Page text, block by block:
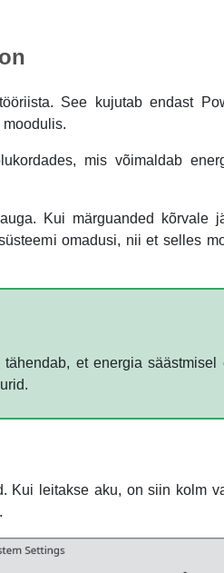
See kujutab endast
moodulis.
mis võimaldab
Kui märguanded kõrvale
omadusi, nii et selles
et energia säästmisel
Kui leitakse aku, on siin kolm
.